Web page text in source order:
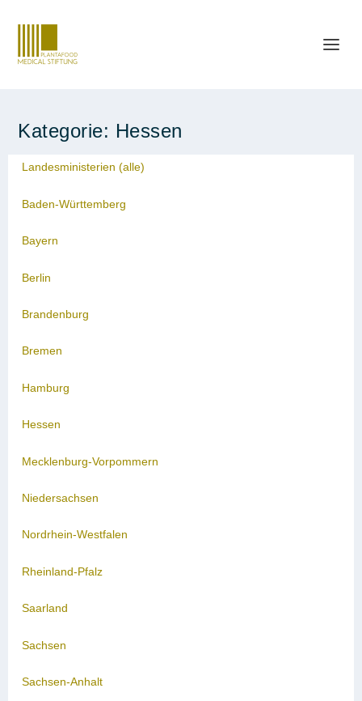
Kategorie: Hessen
Landesministerien (alle)
Baden-Württemberg
Bayern
Berlin
Brandenburg
Bremen
Hamburg
Hessen
Mecklenburg-Vorpommern
Niedersachsen
Nordrhein-Westfalen
Rheinland-Pfalz
Saarland
Sachsen
Sachsen-Anhalt